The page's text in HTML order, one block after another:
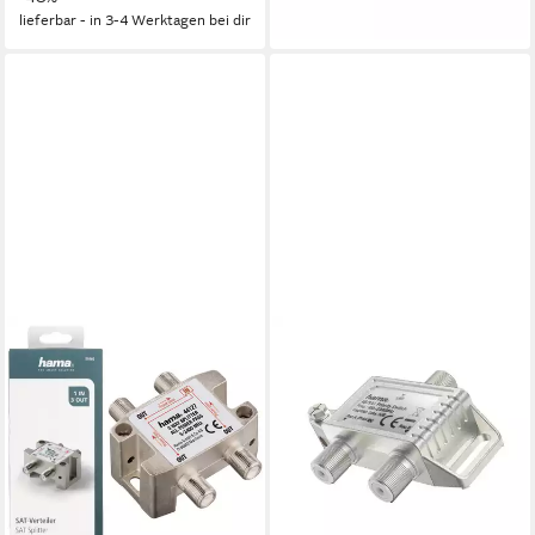
lieferbar - in 3-4 Werktagen bei dir
SAT-Verteiler AB, SAT
Prioritätsschalter
29,98 €
lieferbar - in 3-4 Werktagen bei dir